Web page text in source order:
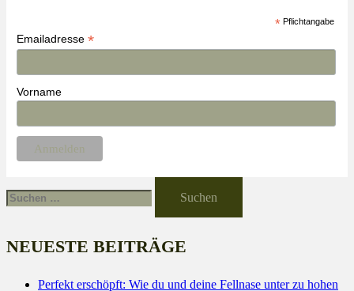
* Pflichtangabe
Emailadresse *
Vorname
nach:
NEUESTE BEITRÄGE
Perfekt erschöpft: Wie du und deine Fellnase unter zu hohen